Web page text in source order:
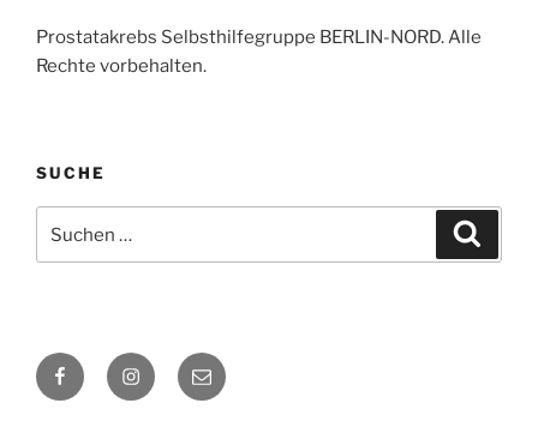
Prostatakrebs Selbsthilfegruppe BERLIN-NORD. Alle
Rechte vorbehalten.
SUCHE
nach:
FacebookInstagram
E-
Mail